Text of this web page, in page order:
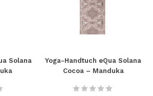
Solana
Yoga-Handtuch eQua Solana
Cocoa – Manduka